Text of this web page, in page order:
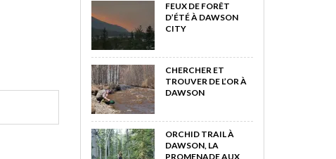
FEUX DE FORÊT
D’ÉTÉ À DAWSON
CITY
CHERCHER ET
TROUVER DE L’OR À
DAWSON
ORCHID TRAIL À
DAWSON, LA
PROMENADE AUX